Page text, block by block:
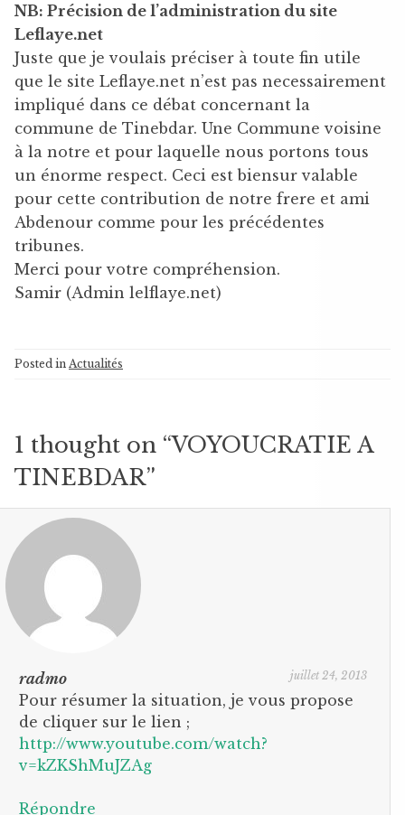
NB: Précision de l’administration du site
Leflaye.net
Juste que je voulais préciser à toute fin utile
que le site Leflaye.net n’est pas necessairement
impliqué dans ce débat concernant la
commune de Tinebdar. Une Commune voisine
à la notre et pour laquelle nous portons tous
un énorme respect. Ceci est biensur valable
pour cette contribution de notre frere et ami
Abdenour comme pour les précédentes
tribunes.
Merci pour votre compréhension.
Samir (Admin lelflaye.net)
Posted in Actualités
1 thought on “VOYOUCRATIE A
TINEBDAR”
radmo juillet 24, 2013
Pour résumer la situation, je vous propose
de cliquer sur le lien ;
http://www.youtube.com/watch?
v=kZKShMuJZAg
Répondre